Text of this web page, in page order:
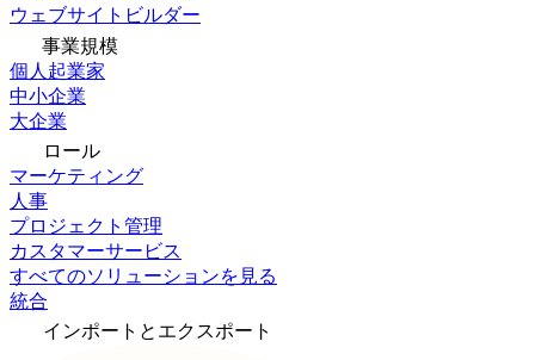
ウェブサイトビルダー
事業規模
個人起業家
中小企業
大企業
ロール
マーケティング
人事
プロジェクト管理
カスタマーサービス
すべてのソリューションを見る
統合
インポートとエクスポート